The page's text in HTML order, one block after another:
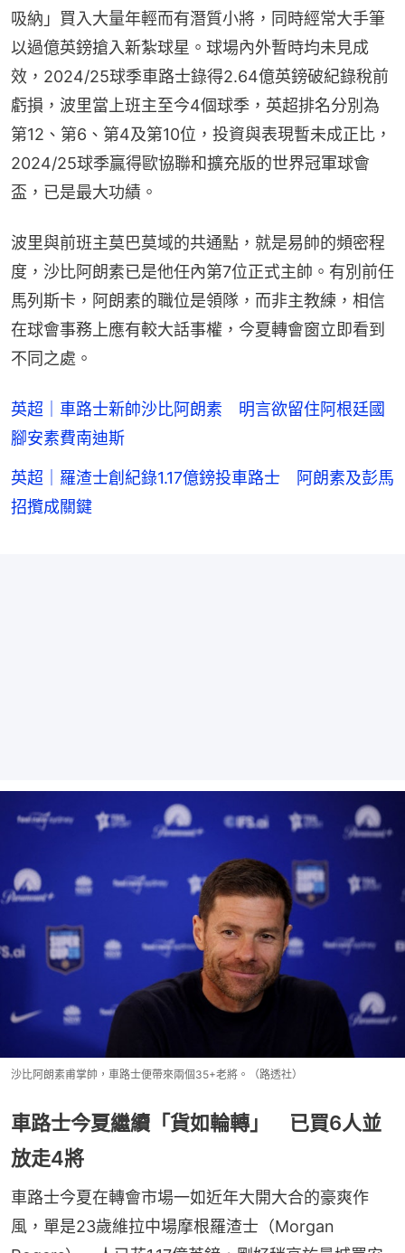
吸納」買入大量年輕而有潛質小將，同時經常大手筆
以過億英鎊搶入新紮球星。球場內外暫時均未見成
效，2024/25球季車路士錄得2.64億英鎊破紀錄稅前
虧損，波里當上班主至今4個球季，英超排名分別為
第12、第6、第4及第10位，投資與表現暫未成正比，
2024/25球季贏得歐協聯和擴充版的世界冠軍球會
盃，已是最大功績。
波里與前班主莫巴莫域的共通點，就是易帥的頻密程
度，沙比阿朗素已是他任內第7位正式主帥。有別前任
馬列斯卡，阿朗素的職位是領隊，而非主教練，相信
在球會事務上應有較大話事權，今夏轉會窗立即看到
不同之處。
英超｜車路士新帥沙比阿朗素 明言欲留住阿根廷國
腳安素費南迪斯
英超｜羅渣士創紀錄1.17億鎊投車路士 阿朗素及彭馬
招攬成關鍵
沙比阿朗素甫掌帥，車路士便帶來兩個35+老將。（路透社）
車路士今夏繼續「貨如輪轉」 已買6人並
放走4將
車路士今夏在轉會市場一如近年大開大合的豪爽作
風，單是23歲維拉中場摩根羅渣士（Morgan